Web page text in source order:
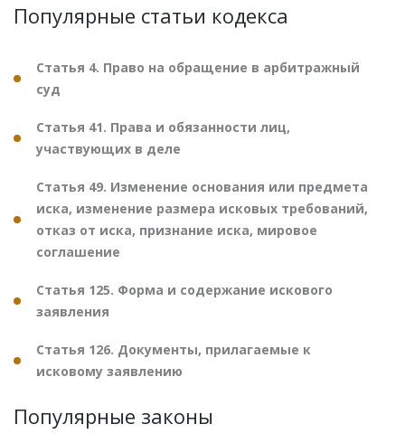
Популярные статьи кодекса
Статья 4. Право на обращение в арбитражный
суд
Статья 41. Права и обязанности лиц,
участвующих в деле
Статья 49. Изменение основания или предмета
иска, изменение размера исковых требований,
отказ от иска, признание иска, мировое
соглашение
Статья 125. Форма и содержание искового
заявления
Статья 126. Документы, прилагаемые к
исковому заявлению
Популярные законы